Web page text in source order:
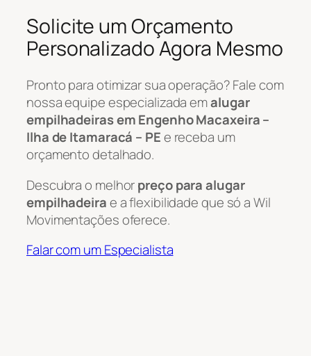
Solicite um Orçamento
Personalizado Agora Mesmo
Pronto para otimizar sua operação? Fale com
nossa equipe especializada emalugar
empilhadeiras em Engenho Macaxeira –
Ilha de Itamaracá – PEe receba um
orçamento detalhado.
Descubra o melhorpreço para alugar
empilhadeirae a flexibilidade que só a Wil
Movimentações oferece.
Falar com um Especialista